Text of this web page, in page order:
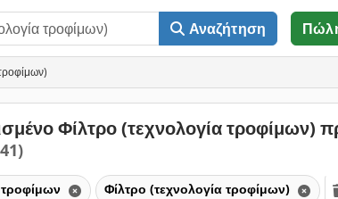
Αναζήτηση
Φίλτρο (τεχνολογία τροφίμων)
Φίλτρο (τεχνολογία τροφίμων)